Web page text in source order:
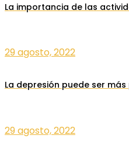
La importancia de las
29 agosto, 2022
La depresión puede ser
29 agosto, 2022